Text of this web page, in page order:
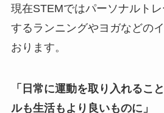
現在STEMではパーソナルト
するランニングやヨガなどの
おります。
「日常に運動を取り入れるこ
ルも生活もより良いものに」